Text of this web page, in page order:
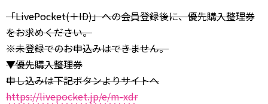
「LivePocket(＋ID)」への会員登録後に、優先購入整理券
をお求めください。
※未登録でのお申込みはできません。
▼優先購入整理券
申し込みは下記ボタンよりサイトへ
https://livepocket.jp/e/m-xdr